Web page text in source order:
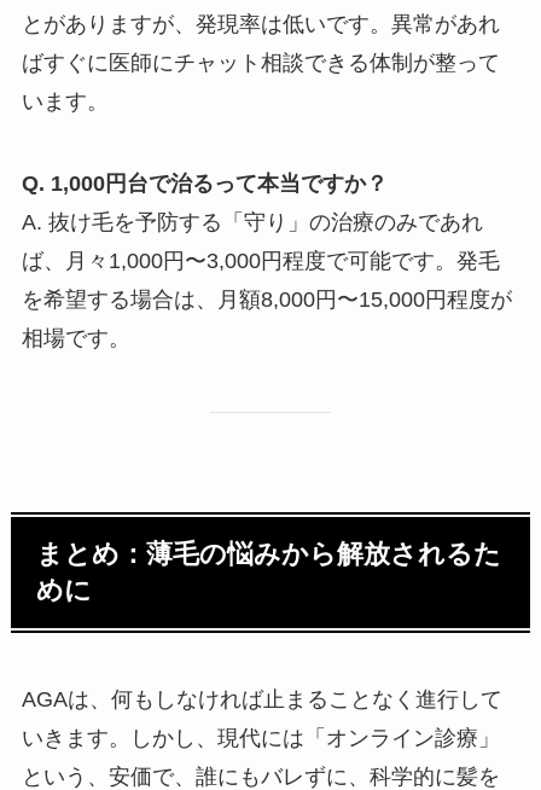
とがありますが、発現率は低いです。異常があれ
ばすぐに医師にチャット相談できる体制が整って
います。
Q. 1,000円台で治るって本当ですか？
A. 抜け毛を予防する「守り」の治療のみであれ
ば、月々1,000円〜3,000円程度で可能です。発毛
を希望する場合は、月額8,000円〜15,000円程度が
相場です。
まとめ：薄毛の悩みから解放されるた
めに
AGAは、何もしなければ止まることなく進行して
いきます。しかし、現代には「オンライン診療」
という、安価で、誰にもバレずに、科学的に髪を